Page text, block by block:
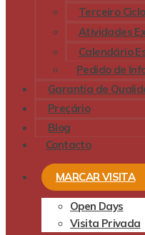
Terceiro Ciclo
Atividades
Calendário
Pedido de
Garantia de
Preçário
Blog
Contacto
MARCAR VISITA
Open Days
Visita Privada